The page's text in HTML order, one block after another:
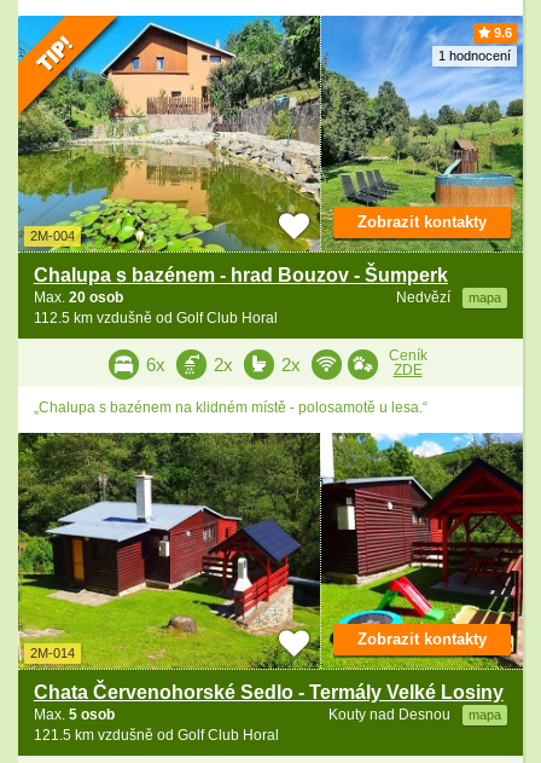
9.6
1 hodnocení
2M-004
Chalupa s bazénem - hrad Bouzov - Šumperk
Nedvězí mapa
Max. 20 osob
112.5 km vzdušně od Golf Club Horal
Zobrazit kontakty
6x 2x 2x
Ceník
ZDE
„Chalupa s bazénem na klidném místě - polosamotě u lesa.“
2M-014
Chata Červenohorské Sedlo - Termály Velké Losiny
Kouty nad Desnou mapa
Max. 5 osob
121.5 km vzdušně od Golf Club Horal
Zobrazit kontakty